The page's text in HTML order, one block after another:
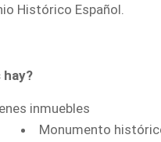
Histórico Español.
hay?
inmuebles
Monumento